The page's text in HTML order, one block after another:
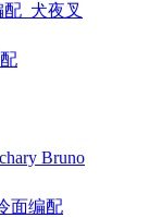
_犬夜叉
Bruno
面编配